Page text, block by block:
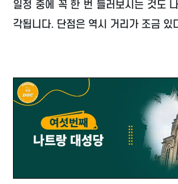
일정 중에 꼭 한 번 들러보시는 것도
각됩니다. 단점은 역시 거리가 조금 있